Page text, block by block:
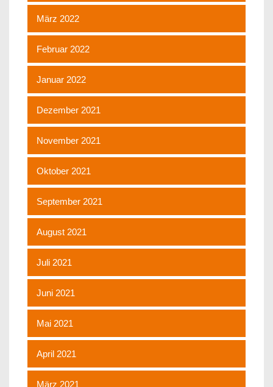
März 2022
Februar 2022
Januar 2022
Dezember 2021
November 2021
Oktober 2021
September 2021
August 2021
Juli 2021
Juni 2021
Mai 2021
April 2021
März 2021